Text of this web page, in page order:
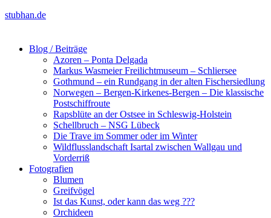
stubhan.de
Blog / Beiträge
Azoren – Ponta Delgada
Markus Wasmeier Freilichtmuseum – Schliersee
Gothmund – ein Rundgang in der alten Fischersiedlung
Norwegen – Bergen-Kirkenes-Bergen – Die klassische
Postschiffroute
Rapsblüte an der Ostsee in Schleswig-Holstein
Schellbruch – NSG Lübeck
Die Trave im Sommer oder im Winter
Wildflusslandschaft Isartal zwischen Wallgau und
Vorderriß
Fotografien
Blumen
Greifvögel
Ist das Kunst, oder kann das weg ???
Orchideen